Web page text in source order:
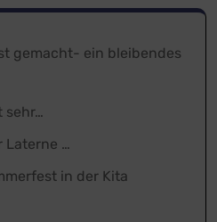
gemacht- ein bleibendes
sehr…
Laterne …
in der Kita